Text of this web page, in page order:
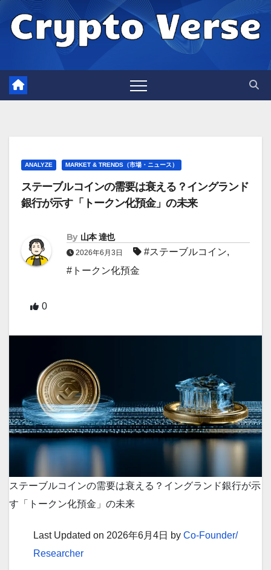
Skip
ANALYZE MARKET & TRENDS（市場・ニュース）
ステーブルコインの需要は衰える？イングランド
銀行が示す「トークン化預金」の未来
By 山本 達也
2026年6月3日 #ステーブルコイン,
#トークン化預金
0
ステーブルコインの需要は衰える？イングランド銀行が示
す「トークン化預金」の未来
Last Updated on 2026年6月4日 by Co-Founder/
Researcher